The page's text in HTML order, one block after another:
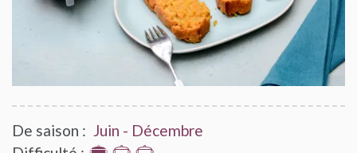
De saison : Juin - Décembre